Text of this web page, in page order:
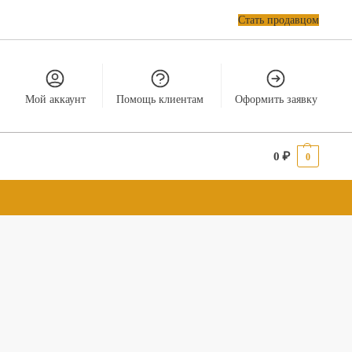
Стать продавцом
Мой аккаунт Помощь клиентам Оформить заявку
0₽ 0